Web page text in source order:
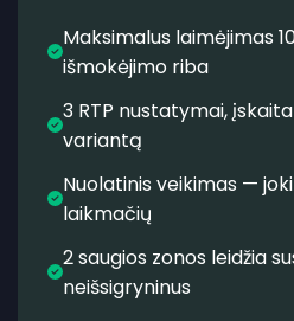
Maksimalus laimėjimas
išmokėjimo riba
3 RTP nustatymai,
variantą
Nuolatinis veikimas —
laikmačių
2 saugios zonos leidžia
neišsigryninus